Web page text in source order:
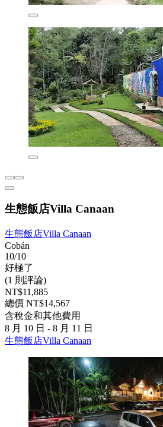
生態飯店Villa Canaan
生態飯店Villa Canaan
Cobán
10/10
好極了
(1 則評論)
NT$11,885
總價 NT$14,567
含稅金和其他費用
8 月 10 日 - 8 月 11 日
生態飯店Villa Canaan